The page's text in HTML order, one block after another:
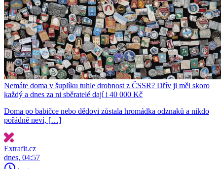
Nemáte doma v šuplíku tuhle drobnost z ČSSR? Dřív ji měl skoro
každý a dnes za ni sběratelé dají i 40 000 Kč
Doma po babičce nebo dědovi zůstala hromádka odznaků a nikdo
pořádně neví, […]
Extrafit.cz
dnes, 04:57